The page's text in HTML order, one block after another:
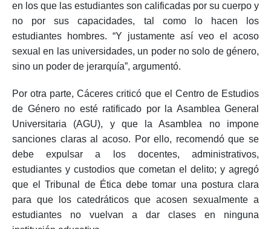
en los que las estudiantes son calificadas por su cuerpo y
no por sus capacidades, tal como lo hacen los
estudiantes hombres. “Y justamente así veo el acoso
sexual en las universidades, un poder no solo de género,
sino un poder de jerarquía”, argumentó.
Por otra parte, Cáceres criticó que el Centro de Estudios
de Género no esté ratificado por la Asamblea General
Universitaria (AGU), y que la Asamblea no impone
sanciones claras al acoso. Por ello, recomendó que se
debe expulsar a los docentes, administrativos,
estudiantes y custodios que cometan el delito; y agregó
que el Tribunal de Ética debe tomar una postura clara
para que los catedráticos que acosen sexualmente a
estudiantes no vuelvan a dar clases en ninguna